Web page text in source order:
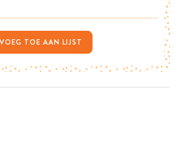
VOEG TOE AAN LIJST